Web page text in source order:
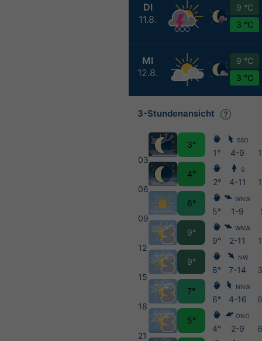
DI
11.8.
9 °C
3 °C
MI
12.8.
9 °C
3 °C
3-Stundenansicht
03
06
09
12
15
18
21
3°
4°
6°
9°
9°
7°
5°
1°
2°
5°
9°
8°
6°
4°
SSO
4-9
S
4-11
WNW
1-9
WNW
2-11
NW
7-14
NNW
4-16
ONO
2-9